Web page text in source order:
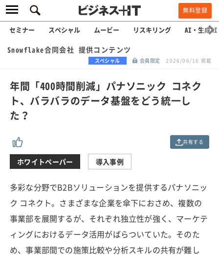
無料登録
セミナー スペシャル ムービー リスキリング AI・生成AI
Snowflake合同会社 提供コンテンツ
スペシャル 会員限定 2026/06/16 掲載
年間「400時間削減」パナソニック コネク
ト、バラバラのデータ基盤をどう統一し
た？
共有する
ホワイトペーパー 導入事例
多彩な分野でB2Bソリューションを提供するパナソニッ
ク コネクト。さまざまな企業を傘下におさめ、複数の
事業部を展開するが、それぞれ独立性が強く、マーケテ
ィングにおけるデータ活用がばらついていた。そのた
め、事業部間での施策比較や分析スキルの共有が難し